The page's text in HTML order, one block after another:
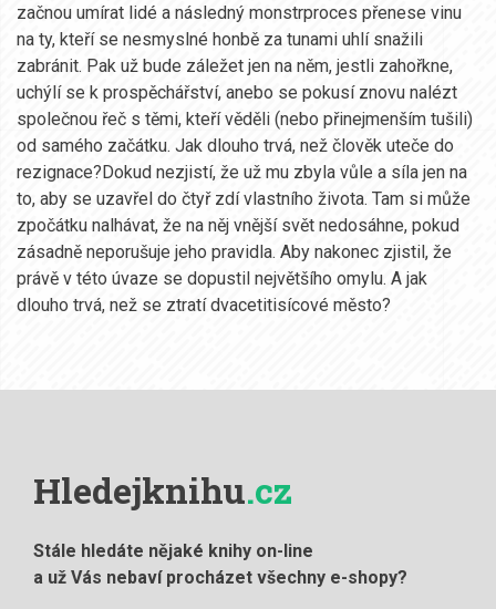
začnou umírat lidé a následný monstrproces přenese vinu
na ty, kteří se nesmyslné honbě za tunami uhlí snažili
zabránit. Pak už bude záležet jen na něm, jestli zahořkne,
uchýlí se k prospěchářství, anebo se pokusí znovu nalézt
společnou řeč s těmi, kteří věděli (nebo přinejmenším tušili)
od samého začátku. Jak dlouho trvá, než člověk uteče do
rezignace?Dokud nezjistí, že už mu zbyla vůle a síla jen na
to, aby se uzavřel do čtyř zdí vlastního života. Tam si může
zpočátku nalhávat, že na něj vnější svět nedosáhne, pokud
zásadně neporušuje jeho pravidla. Aby nakonec zjistil, že
právě v této úvaze se dopustil největšího omylu. A jak
dlouho trvá, než se ztratí dvacetitisícové město?
Hledejknihu.cz
Stále hledáte nějaké knihy on-line
a už Vás nebaví procházet všechny e-shopy?